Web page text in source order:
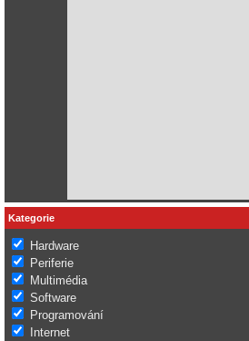
Kategorie
Hardware
Periferie
Multimédia
Software
Programování
Internet